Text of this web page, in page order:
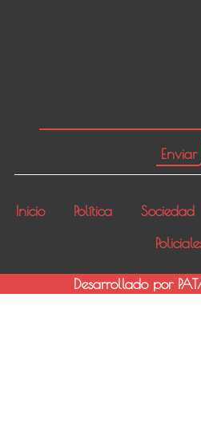
Inicio Política Sociedad
Desarrollado por